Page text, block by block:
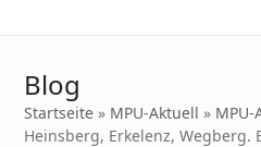
Blog
Startseite » MPU-Aktuell » MPU-
Heinsberg, Erkelenz, Wegberg.